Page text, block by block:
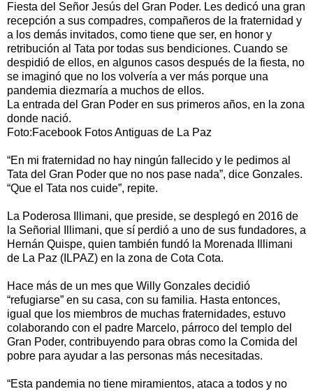
Fiesta del Señor Jesús del Gran Poder. Les dedicó una gran
recepción a sus compadres, compañeros de la fraternidad y
a los demás invitados, como tiene que ser, en honor y
retribución al Tata por todas sus bendiciones. Cuando se
despidió de ellos, en algunos casos después de la fiesta, no
se imaginó que no los volvería a ver más porque una
pandemia diezmaría a muchos de ellos.
La entrada del Gran Poder en sus primeros años, en la zona
donde nació.
Foto:Facebook Fotos Antiguas de La Paz
“En mi fraternidad no hay ningún fallecido y le pedimos al
Tata del Gran Poder que no nos pase nada”, dice Gonzales.
“Que el Tata nos cuide”, repite.
La Poderosa Illimani, que preside, se desplegó en 2016 de
la Señorial Illimani, que sí perdió a uno de sus fundadores, a
Hernán Quispe, quien también fundó la Morenada Illimani
de La Paz (ILPAZ) en la zona de Cota Cota.
Hace más de un mes que Willy Gonzales decidió
“refugiarse” en su casa, con su familia. Hasta entonces,
igual que los miembros de muchas fraternidades, estuvo
colaborando con el padre Marcelo, párroco del templo del
Gran Poder, contribuyendo para obras como la Comida del
pobre para ayudar a las personas más necesitadas.
“Esta pandemia no tiene miramientos, ataca a todos y no